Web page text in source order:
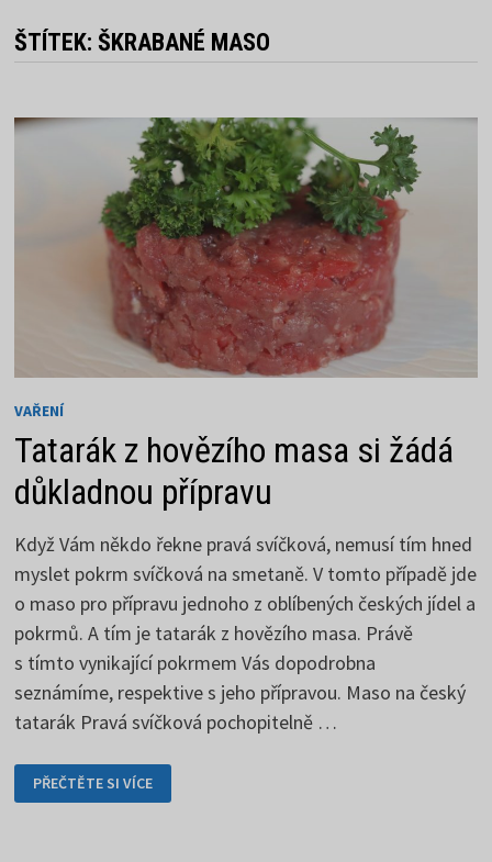
ŠTÍTEK:ŠKRABANÉ MASO
VAŘENÍ
Tatarák z hovězího masa si žádá
důkladnou přípravu
Když Vám někdo řekne pravá svíčková, nemusí tím hned
myslet pokrm svíčková na smetaně. V tomto případě jde
o maso pro přípravu jednoho z oblíbených českých jídel a
pokrmů. A tím je tatarák z hovězího masa. Právě
s tímto vynikající pokrmem Vás dopodrobna
seznámíme, respektive s jeho přípravou. Maso na český
tatarák Pravá svíčková pochopitelně …
TATARÁK
Z
HOVĚZÍHO
PŘEČTĚTE SI VÍCE